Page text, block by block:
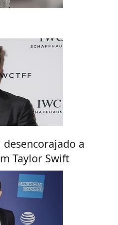
a
Taylor Swift